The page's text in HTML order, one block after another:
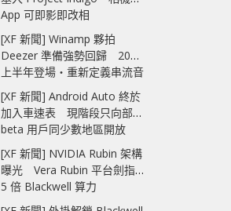
App 可即影即改相
[XF 新聞] Winamp 夥拍
Deezer 準備強勢回歸 2027
上半年登場‧重新定義串流音
樂播放器
[XF 新聞] Android Auto 終於
加入車速表 現階段只向部分
beta 用戶同少數地區開放
[XF 新聞] NVIDIA Rubin 架構
曝光 Vera Rubin 平台劍指
5 倍 Blackwell 算力